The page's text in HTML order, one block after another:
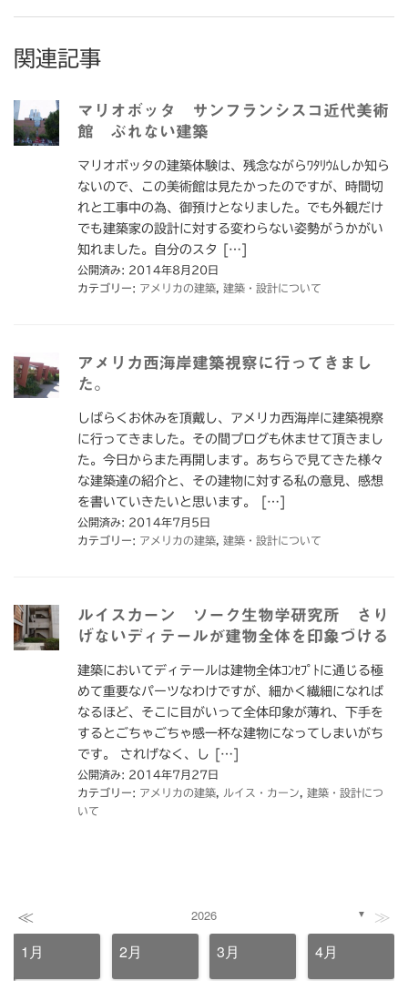
関連記事
マリオボッタ サンフランシスコ近代美術
館 ぶれない建築
マリオボッタの建築体験は、残念ながらﾜﾀﾘｳﾑしか知ら
ないので、この美術館は見たかったのですが、時間切
れと工事中の為、御預けとなりました。でも外観だけ
でも建築家の設計に対する変わらない姿勢がうかがい
知れました。自分のスタ […]
公開済み: 2014年8月20日
カテゴリー: アメリカの建築 建築・設計について
アメリカ西海岸建築視察に行ってきまし
た。
しばらくお休みを頂戴し、アメリカ西海岸に建築視察
に行ってきました。その間プログも休ませて頂きまし
た。今日からまた再開します。あちらで見てきた様々
な建築達の紹介と、その建物に対する私の意見、感想
を書いていきたいと思います。 […]
公開済み: 2014年7月5日
カテゴリー: アメリカの建築 建築・設計について
ルイスカーン ソーク生物学研究所 さり
げないディテールが建物全体を印象づける
建築においてディテールは建物全体ｺﾝｾﾌﾟﾄに通じる極
めて重要なパーツなわけですが、細かく繊細になれば
なるほど、そこに目がいって全体印象が薄れ、下手を
するとごちゃごちゃ感一杯な建物になってしまいがち
です。 されげなく、し […]
公開済み: 2014年7月27日
カテゴリー: アメリカの建築 ルイス・カーン
建築・設計につ
いて
≪ 2026 ▼ ≫
1月 2月 3月 4月